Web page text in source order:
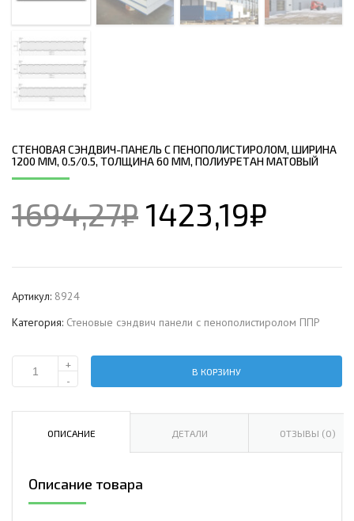
СТЕНОВАЯ СЭНДВИЧ-ПАНЕЛЬ С ПЕНОПОЛИСТИРОЛОМ, ШИРИНА
1200 ММ, 0.5/0.5, ТОЛЩИНА 60 ММ, ПОЛИУРЕТАН МАТОВЫЙ
1694,27₽ 1423,19₽
Артикул: 8924
Категория: Стеновые сэндвич панели с пенополистиролом ППР
Количество
сэндвич-
ширина
1200
+
-
В КОРЗИНУ
ОПИСАНИЕ ДЕТАЛИ ОТЗЫВЫ (0)
Описание товара